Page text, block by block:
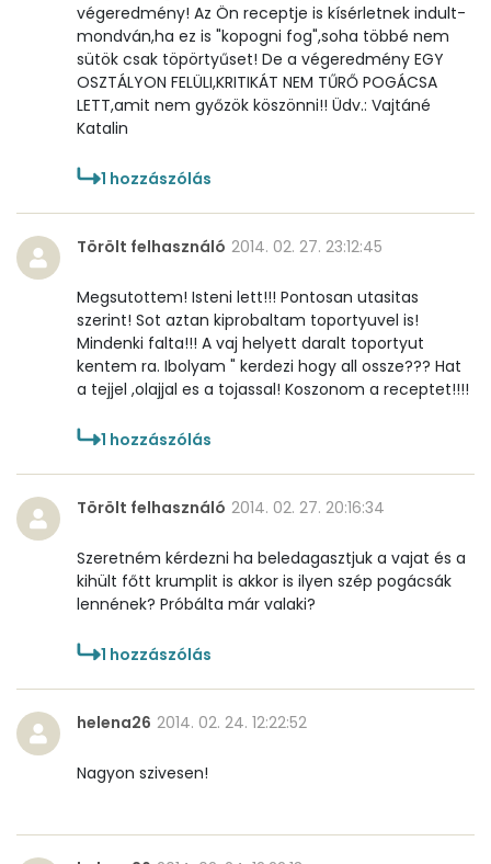
végeredmény! Az Ön receptje is kísérletnek indult-
mondván,ha ez is "kopogni fog",soha többé nem
sütök csak töpörtyűset! De a végeredmény EGY
OSZTÁLYON FELÜLI,KRITIKÁT NEM TŰRŐ POGÁCSA
LETT,amit nem győzök köszönni!! Üdv.: Vajtáné
Katalin
1 hozzászólás
Törölt felhasználó 2014. 02. 27. 23:12:45
Megsutottem! Isteni lett!!! Pontosan utasitas
szerint! Sot aztan kiprobaltam toportyuvel is!
Mindenki falta!!! A vaj helyett daralt toportyut
kentem ra. Ibolyam " kerdezi hogy all ossze??? Hat
a tejjel ,olajjal es a tojassal! Koszonom a receptet!!!!
1 hozzászólás
Törölt felhasználó 2014. 02. 27. 20:16:34
Szeretném kérdezni ha beledagasztjuk a vajat és a
kihült főtt krumplit is akkor is ilyen szép pogácsák
lennének? Próbálta már valaki?
1 hozzászólás
helena26 2014. 02. 24. 12:22:52
Nagyon szivesen!